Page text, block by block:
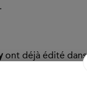
ont déjà édité
Ils proposent
se complètent